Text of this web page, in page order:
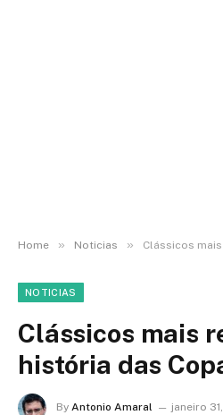
Home » Noticias » Clássicos mais
NOTICIAS
Clássicos mais
história das
By Antonio Amaral
janeiro